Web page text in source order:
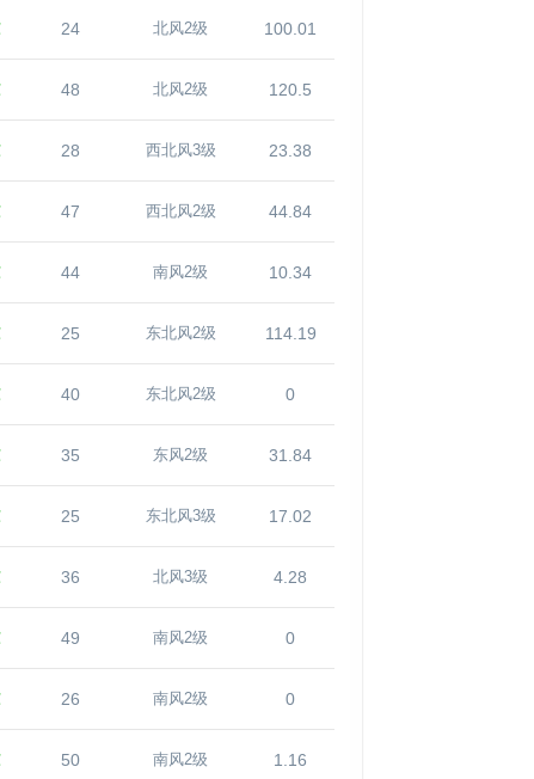
24 北风2级 100.01
48 北风2级 120.5
28 西北风3级 23.38
47 西北风2级 44.84
44 南风2级 10.34
25 东北风2级 114.19
40 东北风2级 0
35 东风2级 31.84
25 东北风3级 17.02
36 北风3级 4.28
49 南风2级 0
26 南风2级 0
50 南风2级 1.16